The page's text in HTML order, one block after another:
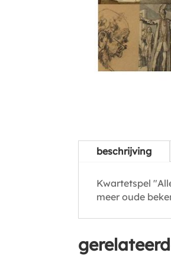
beschrijving
Kwartetspel
meer oude